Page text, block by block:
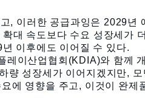
, 이러한 공급과잉은 2029년
확대 속도보다 수요 성장세가
이후에도 이어질 수 있 다.
이산업협회(KDIA)와 함께
량 성장세가 이어지겠지만,
에 영향을 주고, 이것이 완제